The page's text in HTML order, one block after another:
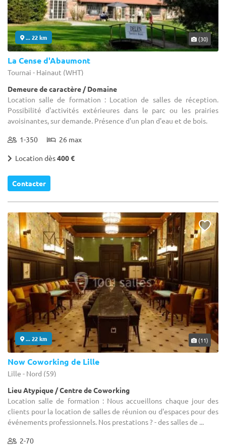
... 22 km (30)
La Cense d'Abaumont
Tournai - Hainaut (WHT)
Demeure de caractère / Domaine
Location salle de formation : Location de salles de réception.
Possibilité d'activités extérieures dans le parc ou les prairies
avoisinantes, sur demande. Présence d'un plan d'eau et de bois.
1-350 26 max
Location dès400 €
Contacter
... 22 km (11)
Now Coworking de Lille
Lille - Nord (59)
Lieu Atypique / Centre de Coworking
Location salle de formation : Nous accueillons chaque jour des
clients pour la location de salles de réunion ou d'espaces pour des
événements professionnels. Nos prestations ? - des salles de ...
2-70